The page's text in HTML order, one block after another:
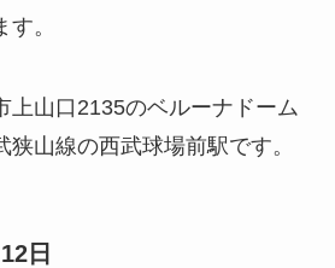
。
上山口2135のベルーナドーム
山線の西武球場前駅です。
日